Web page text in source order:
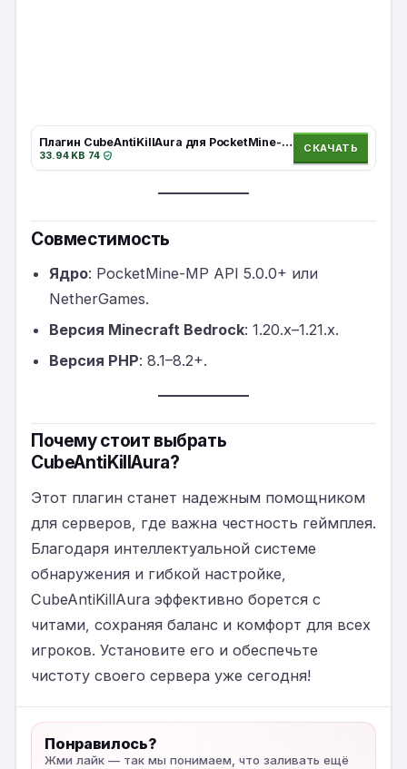
Плагин CubeAntiKillAura для PocketMine-MP и NetherGames (API 5.0.0+): Защита от читов
33.94 KB·74·
СКАЧАТЬ
Совместимость
Ядро: PocketMine-MP API 5.0.0+ или
NetherGames.
Версия Minecraft Bedrock: 1.20.x–1.21.x.
Версия PHP: 8.1–8.2+.
Почему стоит выбрать
CubeAntiKillAura?
Этот плагин станет надежным помощником
для серверов, где важна честность геймплея.
Благодаря интеллектуальной системе
обнаружения и гибкой настройке,
CubeAntiKillAura эффективно борется с
читами, сохраняя баланс и комфорт для всех
игроков. Установите его и обеспечьте
чистоту своего сервера уже сегодня!
Понравилось?
Жми лайк — так мы понимаем, что заливать ещё